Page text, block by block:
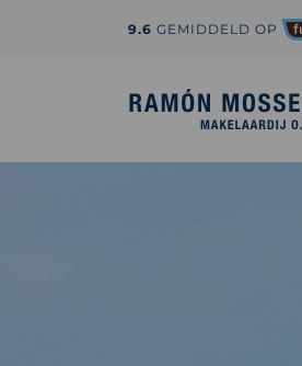
1-800-995-3959
9.6 GEMIDDELD OP